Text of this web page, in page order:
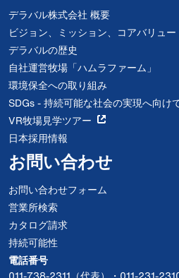
デラバル株式会社 概要
ビジョン、ミッション、コアバリュー
デラバルの歴史
自社運営牧場「ハムラファーム」
環境保全への取り組み
SDGs - 持続可能な社会の実現へ向け
VR牧場見学ツアー
日本採用情報
お問い合わせ
お問い合わせフォーム
営業所検索
カタログ請求
持続可能性
電話番号